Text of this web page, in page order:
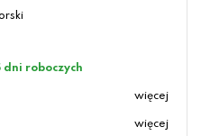
dni roboczych
więcej
więcej